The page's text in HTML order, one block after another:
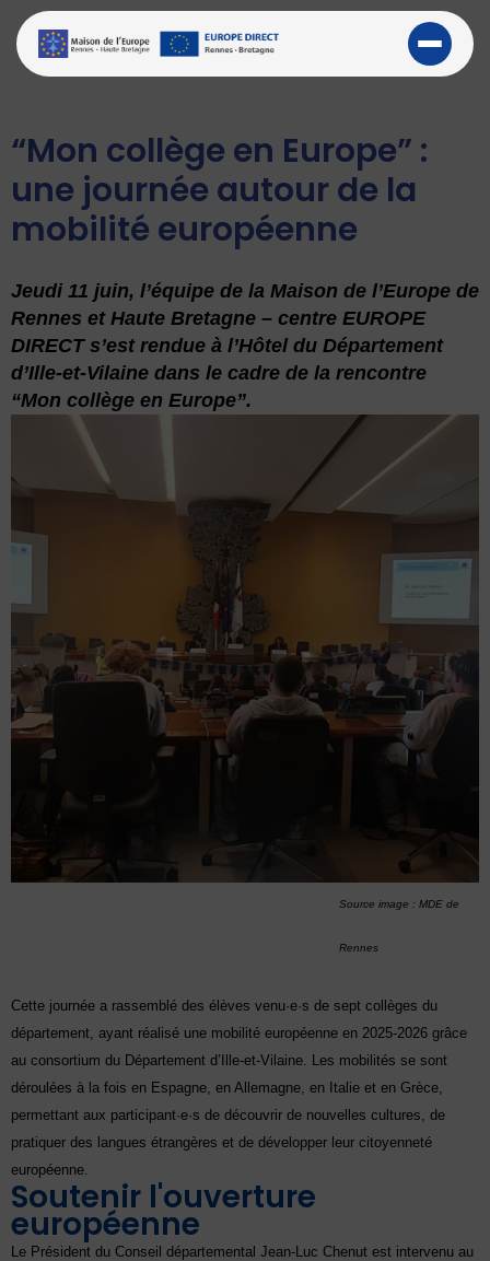
“Mon collège en Europe” :
une journée autour de la
mobilité européenne
Jeudi 11 juin, l’équipe de la Maison de l’Europe de
Rennes et Haute Bretagne – centre EUROPE
DIRECT s’est rendue à l’Hôtel du Département
d’Ille-et-Vilaine dans le cadre de la rencontre
“Mon collège en Europe”.
Source image : MDE de
Rennes
Cette journée a rassemblé des élèves venu·e·s de sept collèges du
département, ayant réalisé une mobilité européenne en 2025-2026 grâce
au consortium du Département d’Ille-et-Vilaine. Les mobilités se sont
déroulées à la fois en Espagne, en Allemagne, en Italie et en Grèce,
permettant aux participant·e·s de découvrir de nouvelles cultures, de
pratiquer des langues étrangères et de développer leur citoyenneté
européenne.
Soutenir l'ouverture
européenne
Le Président du Conseil départemental Jean-Luc Chenut est intervenu au